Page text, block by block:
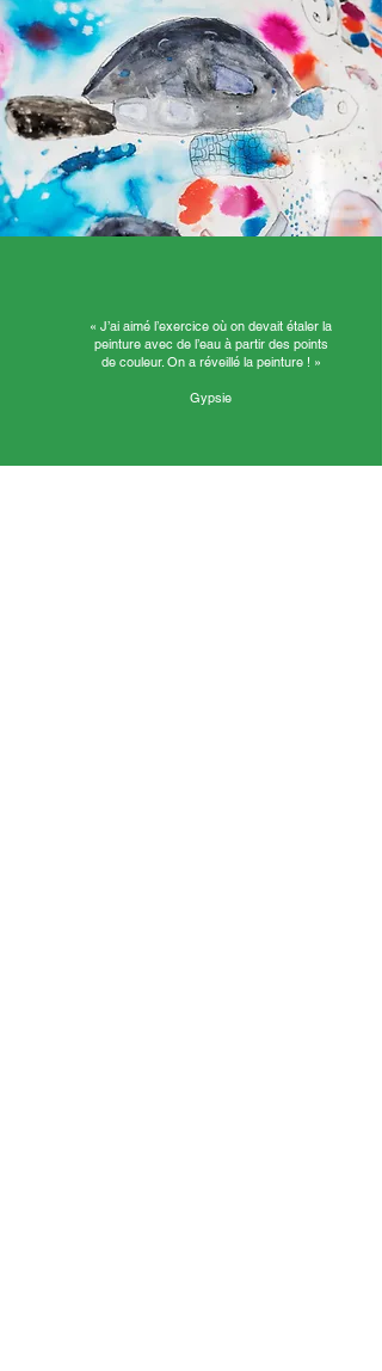
« J’ai aimé l’exercice où on devait étaler la
peinture avec de l’eau à partir des points
de couleur. On a réveillé la peinture ! »
Gypsie